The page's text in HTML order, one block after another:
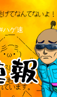
ハゲ速